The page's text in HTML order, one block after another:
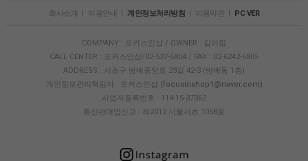
회사소개 | 이용안내 | 개인정보처리방침 | 이용약관 | PC VER
COMPANY : 포커스인샵 / OWNER : 김이림
CALL CENTER : 포커스인샵/02-537-6804 / FAX : 02-6242-6805
ADDRESS : 서초구 방배중앙로 23길 42-3 (방배동 1층)
개인정보관리책임자 : 포커스인샵 (focusinshop1@naver.com)
사업자등록번호 : 114-15-37362
통신판매업신고 : 제2012 서울서초 1058호